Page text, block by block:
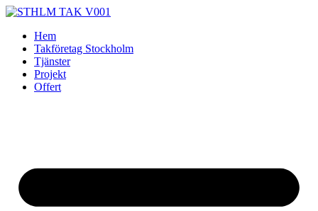
Skip
contentHem
Takföretag Stockholm
Tjänster
Projekt
Offert